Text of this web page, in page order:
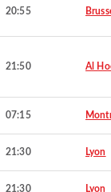
20:55
21:50 Al
07:15
21:30 Lyon
21:30 Lyon